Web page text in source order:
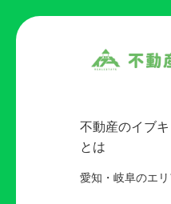
不動産のイブキ
とは
愛知・岐阜のエ